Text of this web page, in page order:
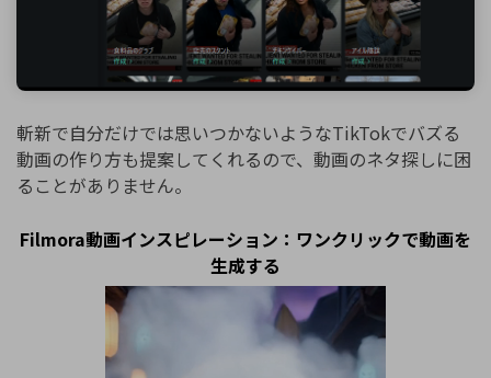
斬新で自分だけでは思いつかないようなTikTokでバズる
動画の作り方も提案してくれるので、動画のネタ探しに困
ることがありません。
Filmora動画インスピレーション：ワンクリックで動画を
生成する